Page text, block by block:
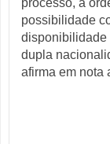
possibilidade
disponibilidade
dupla
afirma em nota